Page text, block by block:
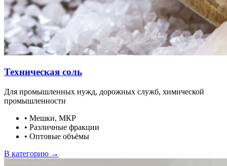
Техническая соль
Для промышленных нужд, дорожных служб, химической
промышленности
• Мешки, МКР
• Различные фракции
• Оптовые объёмы
В категорию →